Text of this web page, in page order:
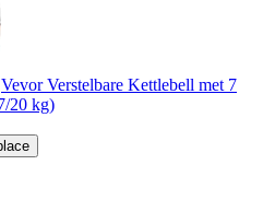
Vevor Verstelbare Kettlebell met 7
20 kg)